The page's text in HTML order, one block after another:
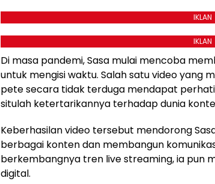
IKLAN
IKLAN
Di masa pandemi, Sasa mulai mencoba
untuk mengisi waktu. Salah satu video yang
pete secara tidak terduga mendapat
situlah ketertarikannya terhadap dunia
Keberhasilan video tersebut mendorong
berbagai konten dan membangun
berkembangnya tren live streaming, ia pun
digital.